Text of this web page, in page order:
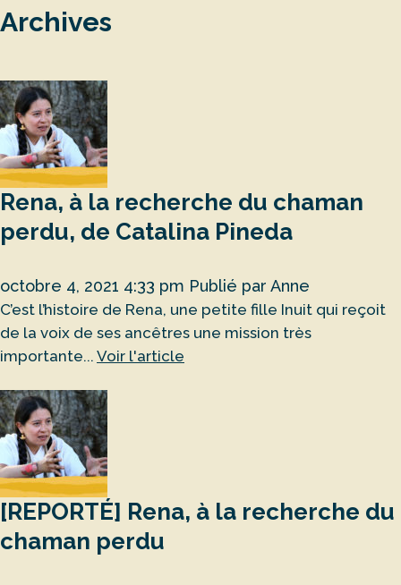
Archives
Rena, à la recherche du chaman
perdu, de Catalina Pineda
octobre 4, 2021 4:33 pm Publié par Anne
C’est l’histoire de Rena, une petite fille Inuit qui reçoit
de la voix de ses ancêtres une mission très
importante... Voir l'article
[REPORTÉ] Rena, à la recherche du
chaman perdu